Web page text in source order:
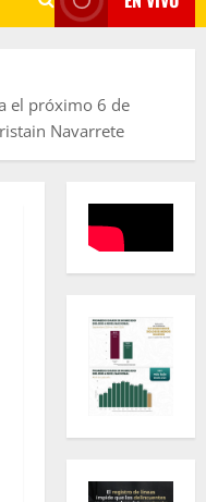
el próximo 6 de
Navarrete